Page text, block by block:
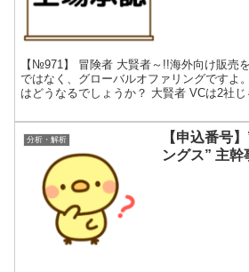
【№971】 冒険者 大賢者～!!海外向け販売
ではなく、グローバルオファリングですよ
はどうなるでしょうか？ 大賢者 VCは2社じ
分析・解析
【申込番号
ングス” 主幹